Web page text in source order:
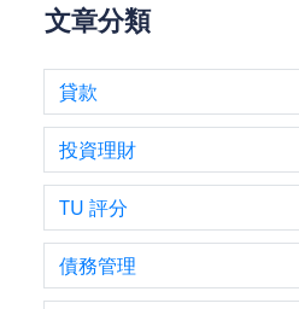
文章分類
貸款
投資理財
TU 評分
債務管理